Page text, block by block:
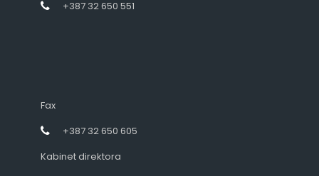
+387 32 650 551
Fax
+387 32 650 605
Kabinet direktora